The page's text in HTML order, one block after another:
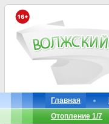
Главная
Отопление 1/7